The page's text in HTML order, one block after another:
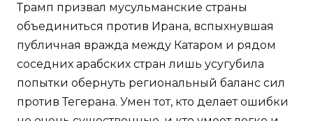
Трамп призвал мусульманские страны
объединиться против Ирана, вспыхнувшая
публичная вражда между Катаром и рядом
соседних арабских стран лишь усугубила
попытки обернуть региональный баланс сил
против Тегерана. Умен тот, кто делает ошибки